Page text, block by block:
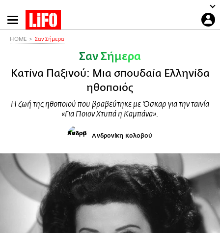
Παράκαμψη
προς
HOME Σαν Σήμερα
Σαν Σήμερα
Κατίνα Παξινού: Μια σπουδαία Ελληνίδα
ηθοποιός
Η ζωή της ηθοποιού που βραβεύτηκε με Όσκαρ για την ταινία
«Για Ποιον Χτυπά η Καμπάνα».
Ανδρονίκη Κολοβού